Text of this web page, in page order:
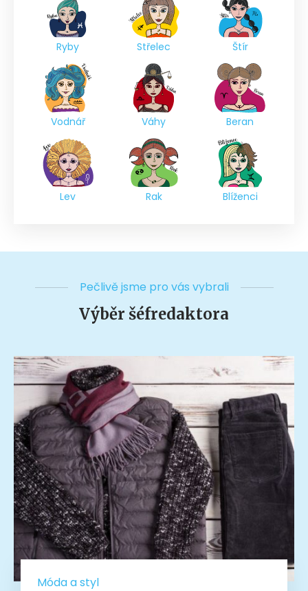
Ryby Střelec Štír
Vodnář Váhy Beran
Lev Rak Blíženci
Pečlivě jsme pro vás vybrali
Výběr šéfredaktora
Móda a styl